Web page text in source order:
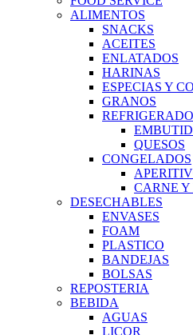
ALIMENTOS
SNACKS
ACEITES
ENLATADOS
HARINAS
ESPECIAS Y
GRANOS
QUESOS
CONGELADOS
CARNE Y
DESECHABLES
ENVASES
FOAM
PLASTICO
BANDEJAS
BOLSAS
REPOSTERIA
BEBIDA
AGUAS
LICOR